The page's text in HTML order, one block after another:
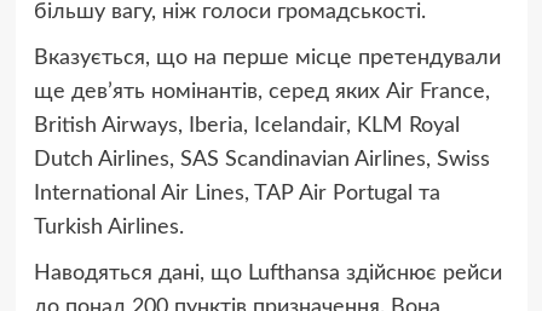
більшу вагу, ніж голоси громадськості.
Вказується, що на перше місце претендували
ще дев’ять номінантів, серед яких Air France,
British Airways, Iberia, Icelandair, KLM Royal
Dutch Airlines, SAS Scandinavian Airlines, Swiss
International Air Lines, TAP Air Portugal та
Turkish Airlines.
Наводяться дані, що Lufthansa здійснює рейси